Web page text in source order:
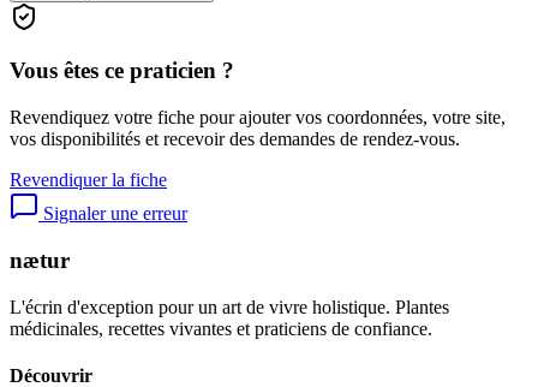
Vous êtes ce praticien ?
Revendiquez votre fiche pour ajouter vos coordonnées, votre site,
vos disponibilités et recevoir des demandes de rendez-vous.
Revendiquer la fiche
Signaler une erreur
nætur
L'écrin d'exception pour un art de vivre holistique. Plantes
médicinales, recettes vivantes et praticiens de confiance.
Découvrir